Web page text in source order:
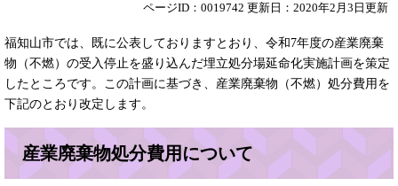
ページID：0019742 更新日：2020年2月3日更新
福知山市では、既に公表しておりますとおり、令和7年度の産業廃棄
物（不燃）の受入停止を盛り込んだ埋立処分場延命化実施計画を策定
したところです。この計画に基づき、産業廃棄物（不燃）処分費用を
下記のとおり改定します。
産業廃棄物処分費用について